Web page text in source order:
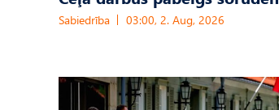
Sabiedrība 03:00, 2. Aug, 2026